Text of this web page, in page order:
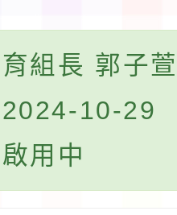
組長 郭子
10-29
用中